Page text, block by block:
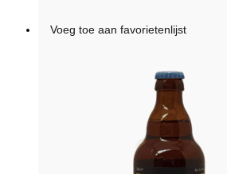
Voeg toe aan favorietenlijst